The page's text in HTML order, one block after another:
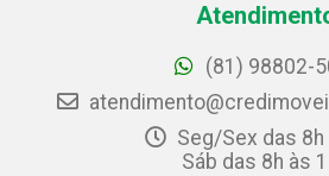
(81) 98802-
Seg/Sex das 8h
Sáb das 8h às